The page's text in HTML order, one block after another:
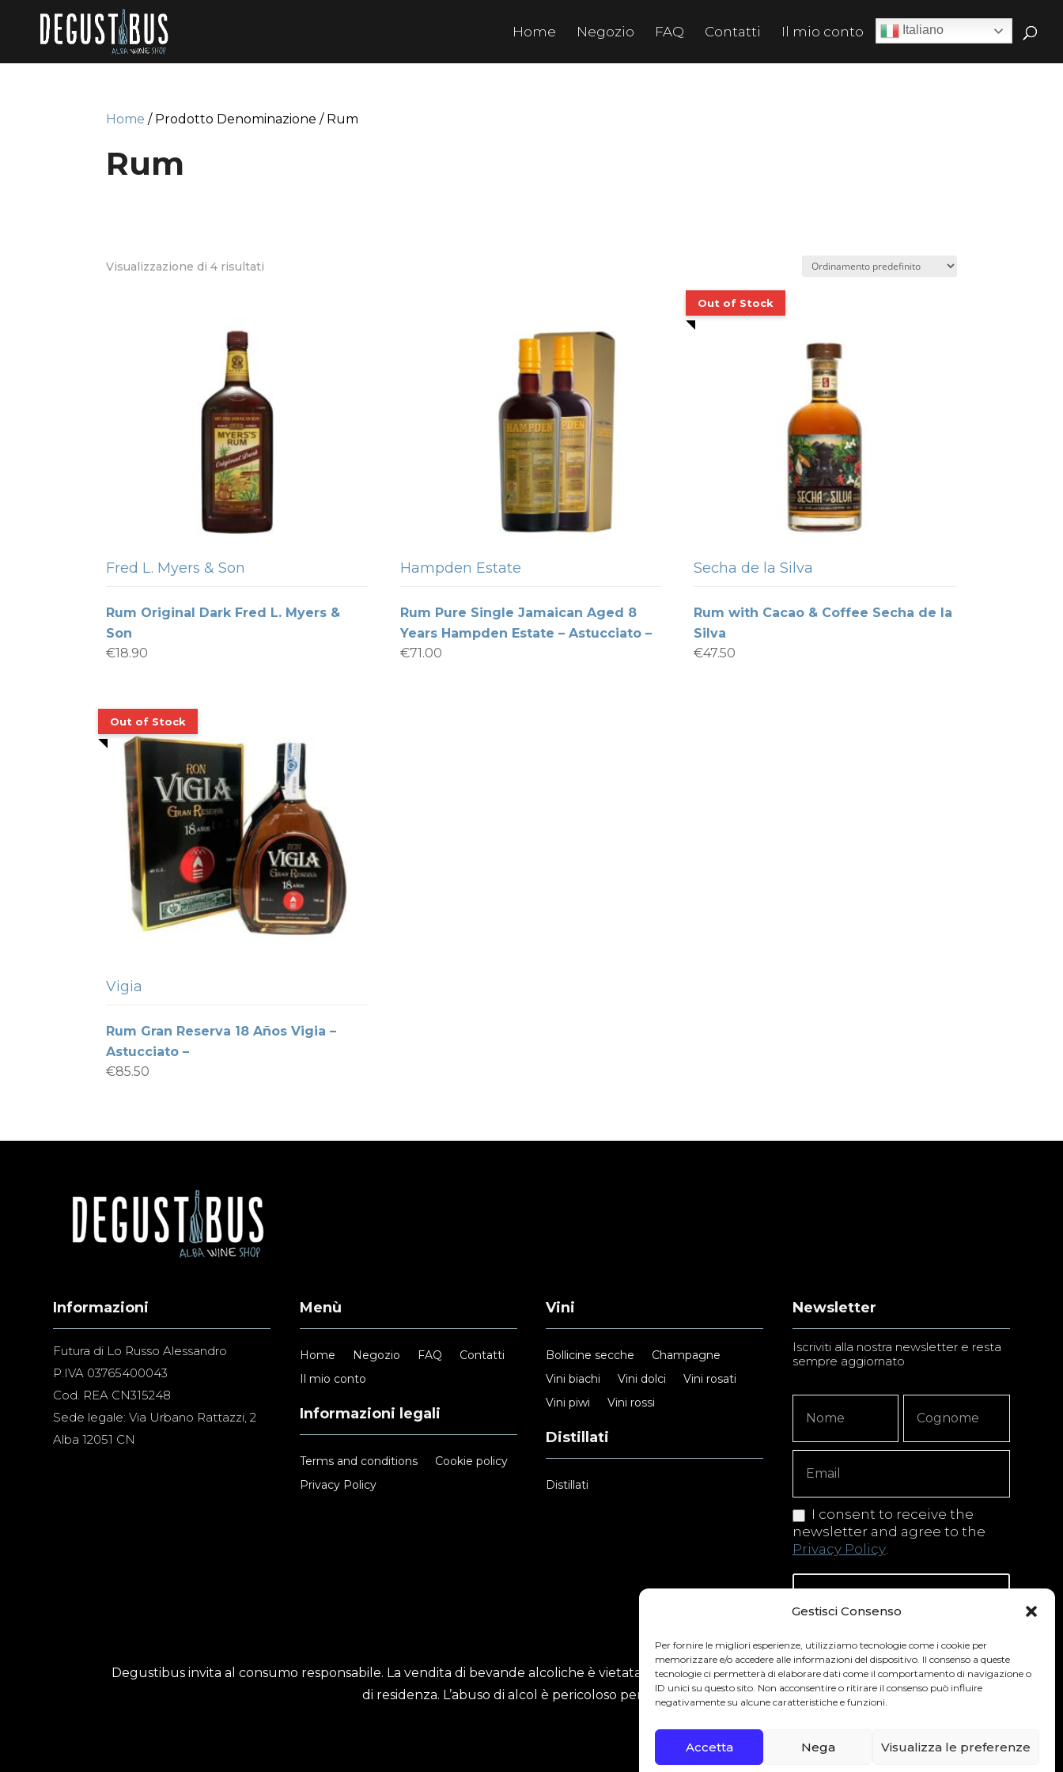
Gestisci Consenso
Per fornire le migliori esperienze, utilizziamo tecnologie come i cookie per
memorizzare e/o accedere alle informazioni del dispositivo. Il consenso a queste
tecnologie ci permetterà di elaborare dati come il comportamento di navigazione o
ID unici su questo sito. Non acconsentire o ritirare il consenso può influire
negativamente su alcune caratteristiche e funzioni.
Accetta Nega Visualizza le preferenze
Home Negozio FAQ Contatti Il mio conto
Home / Prodotto Denominazione / Rum
Rum
Visualizzazione di 4 risultati
Fred L. Myers & Son
Rum Original Dark Fred L. Myers &
Son
€18.90
Hampden Estate
Rum Pure Single Jamaican Aged 8
Years Hampden Estate – Astucciato –
€71.00
Secha de la Silva
Rum with Cacao & Coffee Secha de la
Silva
€47.50
Vigia
Rum Gran Reserva 18 Años Vigia –
Astucciato –
€85.50
Informazioni
Futura di Lo Russo Alessandro
P.IVA 03765400043
Cod. REA CN315248
Sede legale: Via Urbano Rattazzi, 2
Alba 12051 CN
Menù
Home Negozio FAQ
Contatti
Il mio conto
Informazioni legali
Terms and conditions
Cookie policy
Privacy Policy
Vini
Bollicine secche
Champagne
Vini biachi
Vini dolci
Vini rosati
Vini piwi
Vini rossi
Distillati
Distillati
Newsletter
Iscriviti alla nostra newsletter e resta
sempre aggiornato
Signup
Copy
I consent to receive the
newsletter and agree to the
Privacy Policy.
Degustibus invita al consumo responsabile. La vendita di bevande alcoliche è vietata ai minori secondo la normativa vigente nel Paese
di residenza. L’abuso di alcol è pericoloso per la salute.
Italiano